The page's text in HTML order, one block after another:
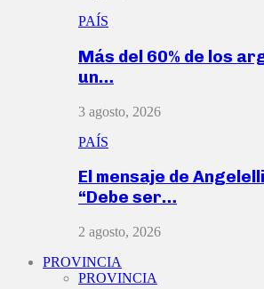
PAÍS
Más del 60% de los
un…
3 agosto, 2026
PAÍS
El mensaje de
“Debe ser…
2 agosto, 2026
PROVINCIA
PROVINCIA